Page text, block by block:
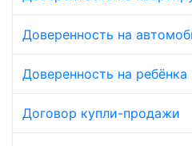
Доверенность на
Доверенность на ребёнка
Договор купли-продажи